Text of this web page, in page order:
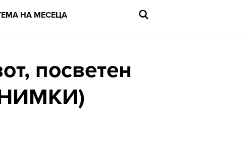
НА МЕСЕЦА
посветен